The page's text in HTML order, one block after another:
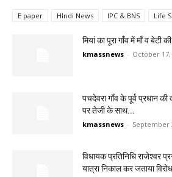
E paper HIndi News IPC & BNS Life
मियां का पूरा गाँव में माँ व बेटी
kmassnews - October 17,
पचदेवरा गाँव के पूर्व प्रधान की
पर तेजी के साथ...
kmassnews - September
विधायक प्रतिनिधि राजेश्वर
यात्रा निकाल कर जताया